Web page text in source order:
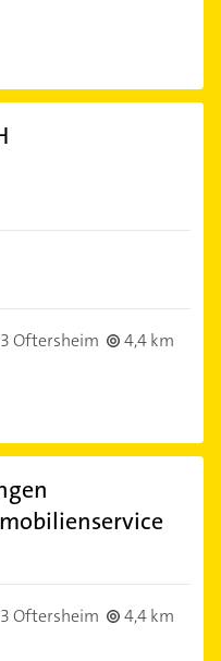
Oftersheim
4,4 km
Oftersheim
4,4 km